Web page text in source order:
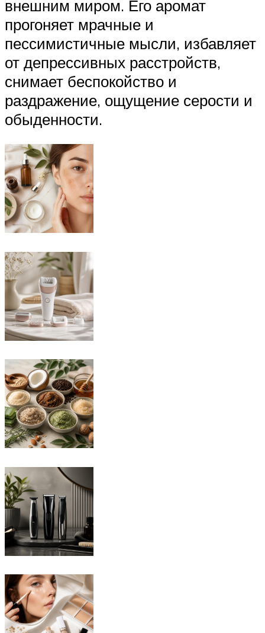
внешним миром. Его аромат
прогоняет мрачные и
пессимистичные мысли, избавляет
от депрессивных расстройств,
снимает беспокойство и
раздражение, ощущение серости и
обыденности.